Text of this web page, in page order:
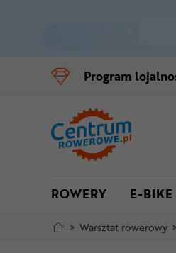
Menu
Informacje o
Do koszyka
Szczegółowe
Stopka
Program
ROWERY E-BIKE
> Warsztat rowerowy >